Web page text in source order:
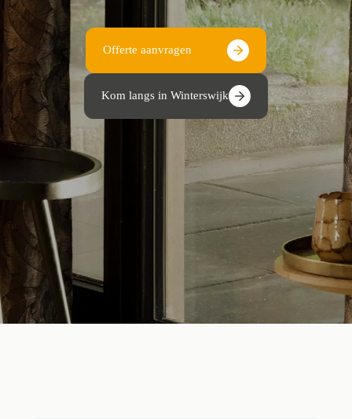
Offerte aanvragen
Kom langs in Winterswijk